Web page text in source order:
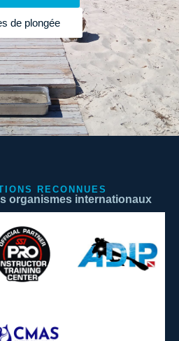
de plongée
RECONNUES
organismes internationaux